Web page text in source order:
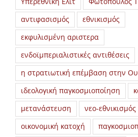
αντιφασισμός
εθνικισμός
εκφυλισμένη αριστερα
ενδοϊμπεριαλιστικές αντιθέσεις
η στρατιωτική επέμβαση στην
ιδεολογική παγκοσμιοποίηση
μετανάστευση
νεο-εθνικισμός
οικονομική κατοχή